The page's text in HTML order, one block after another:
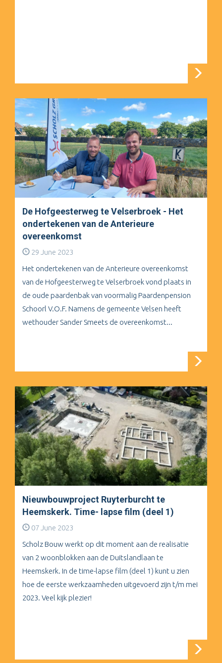
De Hofgeesterweg te Velserbroek - Het
ondertekenen van de Anterieure
overeenkomst
29 June 2023
Het ondertekenen van de Anterieure overeenkomst
van de Hofgeesterweg te Velserbroek vond plaats in
de oude paardenbak van voormalig Paardenpension
Schoorl V.O.F. Namens de gemeente Velsen heeft
wethouder Sander Smeets de overeenkomst...
Nieuwbouwproject Ruyterburcht te
Heemskerk. Time- lapse film (deel 1)
07 June 2023
Scholz Bouw werkt op dit moment aan de realisatie
van 2 woonblokken aan de Duitslandlaan te
Heemskerk. In de time-lapse film (deel 1) kunt u zien
hoe de eerste werkzaamheden uitgevoerd zijn t/m mei
2023. Veel kijk plezier!